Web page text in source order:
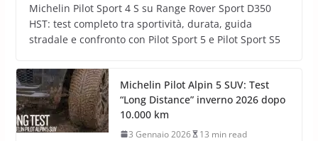
Michelin Pilot Sport 4 S su Range Rover Sport D350
HST: test completo tra sportività, durata, guida
stradale e confronto con Pilot Sport 5 e Pilot Sport S5
Michelin Pilot Alpin 5 SUV: Test
“Long Distance” inverno 2026 dopo
10.000 km
3 Gennaio 2026 13 min read